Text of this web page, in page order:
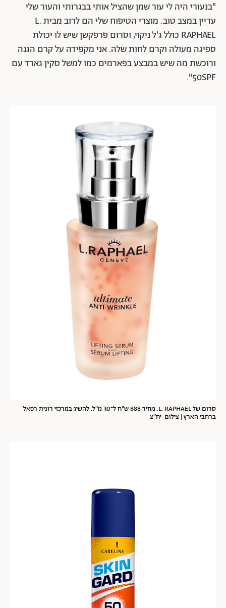
"בנעורי היה לי עור שמן שהציל אותי בבגרותי והעור שלי
עדיין במצב טוב. מוצרי הטיפוח שלי הם לרוב מבית L.
RAPHAEL כולל ג'ל ניקוי, וסרום פרפקשן שיש לו יכולת
ספיגה מעולה וקרם לחות שלה. אני מקפידה על קרם הגנה
ורוכשת מה שיש במבצע בפארמים כמו למשל סקין גארד עם
50SPF".
סרום של L. RAPHAEL. מחיר 888 ש"ח ל־30 מ"ל. להשיג במרכזי רונית רפאל
ברחבי הארץ | צילום: יח"צ